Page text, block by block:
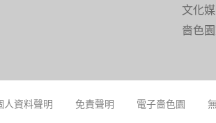
文化
嗇色
人資料聲明 免責聲明 電子嗇色園